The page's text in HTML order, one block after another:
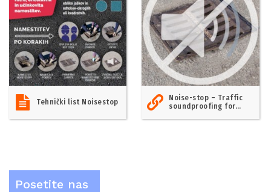
Tehnički list Noisestop
Noise-stop – Traffic
soundproofing for…
Posetite nas